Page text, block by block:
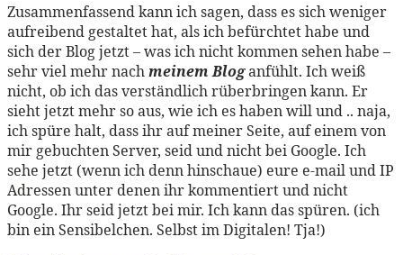
Zusammenfassend kann ich sagen, dass es sich weniger
aufreibend gestaltet hat, als ich befürchtet habe und
sich der Blog jetzt – was ich nicht kommen sehen habe –
sehr viel mehr nachmeinem Bloganfühlt. Ich weiß
nicht, ob ich das verständlich rüberbringen kann. Er
sieht jetzt mehr so aus, wie ich es haben will und .. naja,
ich spüre halt, dass ihr auf meiner Seite, auf einem von
mir gebuchten Server, seid und nicht bei Google. Ich
sehe jetzt (wenn ich denn hinschaue) eure e-mail und IP
Adressen unter denen ihr kommentiert und nicht
Google. Ihr seid jetzt bei mir. Ich kann das spüren. (ich
bin ein Sensibelchen. Selbst im Digitalen! Tja!)